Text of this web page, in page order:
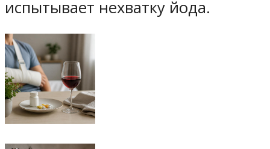
испытывает нехватку йода.